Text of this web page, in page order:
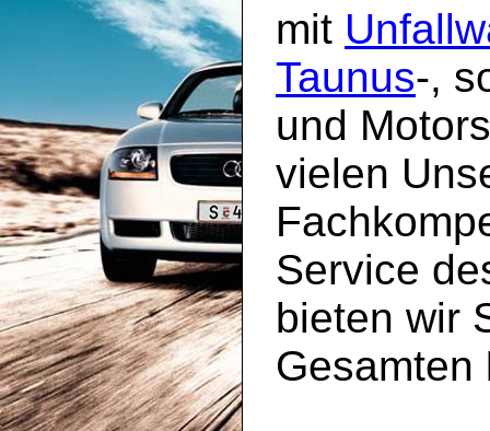
mit
Taunus-,
und
vielen
Service
bieten wir
Gesamten